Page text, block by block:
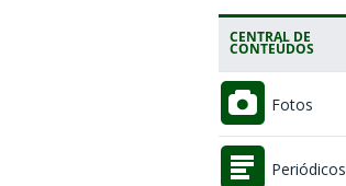
CENTRAL DE
CONTEÚDOS
Fotos
Periódicos